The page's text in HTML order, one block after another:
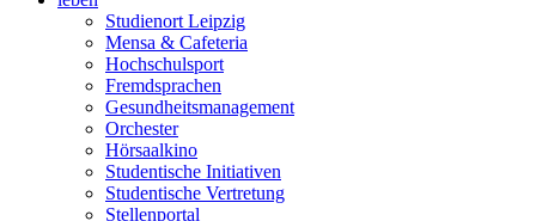
Studienort Leipzig
Mensa & Cafeteria
Hochschulsport
Fremdsprachen
Gesundheitsmanagement
Orchester
Hörsaalkino
Studentische Initiativen
Studentische Vertretung
Stellenportal